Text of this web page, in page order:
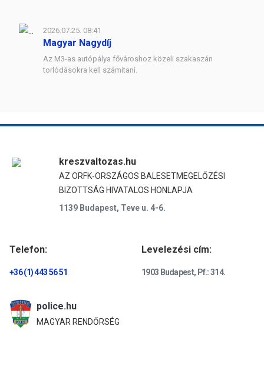
2026.07.25. 08:41
Magyar Nagydíj
Az M3-as autópálya fővároshoz közeli szakaszán
torlódásokra kell számítani.
kreszvaltozas.hu
AZ ORFK-ORSZÁGOS BALESETMEGELŐZÉSI
BIZOTTSÁG HIVATALOS HONLAPJA
1139 Budapest, Teve u. 4-6.
Telefon:
+36 (1) 443 56 51
Levelezési cím:
1903 Budapest, Pf.: 314.
police.hu
MAGYAR RENDŐRSÉG